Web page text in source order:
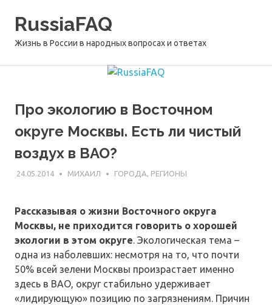
RussiaFAQ
Жизнь в России в народных вопросах и ответах
Про экологию в Восточном
округе Москвы. Есть ли чистый
воздух в ВАО?
24.05.2014 МИХАИЛ ГОРОДА, РЕГИОНЫ
Рассказывая о жизни Восточного округа
Москвы, не приходится говорить о хорошей
экологии в этом округе. Экологическая тема –
одна из наболевших: несмотря на то, что почти
50% всей зелени Москвы произрастает именно
здесь в ВАО, округ стабильно удерживает
«лидирующую» позицию по загрязнениям. Причин